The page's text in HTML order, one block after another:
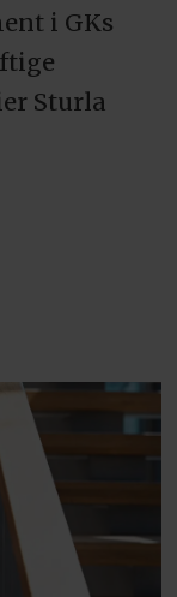
i GKs
Sturla